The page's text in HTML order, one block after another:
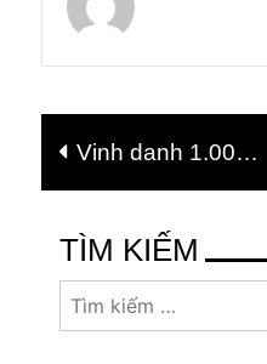
Điều
hướng
bài
viết
Vinh danh 1.000
DN nộp thuế thu
nhập lớn nhất VN
TÌM KIẾM
Tìm
kiếm